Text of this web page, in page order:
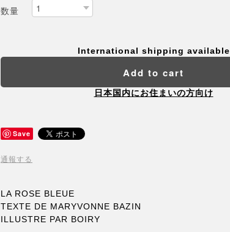
数量
International shipping available
Add to cart
日本国内にお住まいの方向け
Save
通報する
LA ROSE BLEUE
TEXTE DE MARYVONNE BAZIN
ILLUSTRE PAR BOIRY